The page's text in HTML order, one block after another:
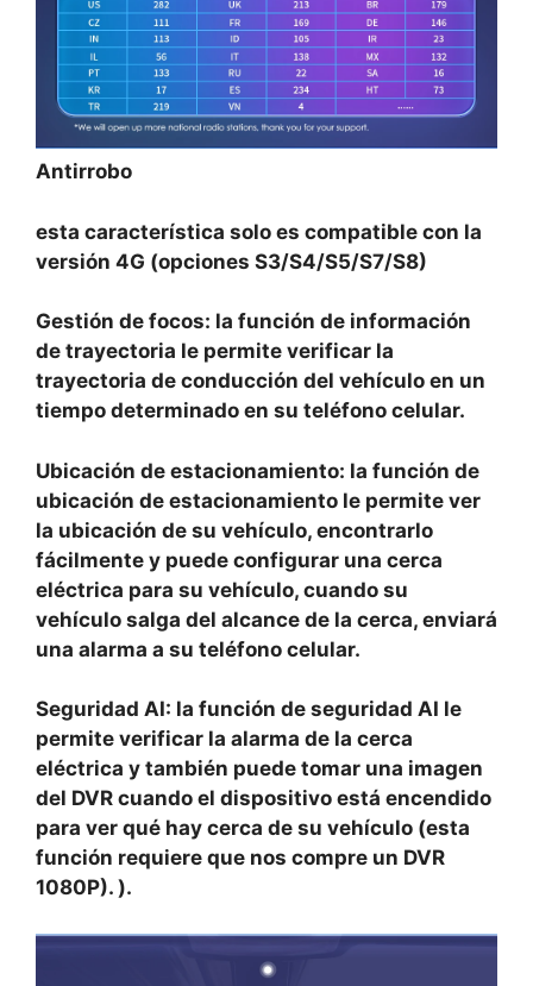
Antirrobo
esta característica solo es compatible con la
versión 4G (opciones S3/S4/S5/S7/S8)
Gestión de focos: la función de información
de trayectoria le permite verificar la
trayectoria de conducción del vehículo en un
tiempo determinado en su teléfono celular.
Ubicación de estacionamiento: la función de
ubicación de estacionamiento le permite ver
la ubicación de su vehículo, encontrarlo
fácilmente y puede configurar una cerca
eléctrica para su vehículo, cuando su
vehículo salga del alcance de la cerca, enviará
una alarma a su teléfono celular.
Seguridad AI: la función de seguridad AI le
permite verificar la alarma de la cerca
eléctrica y también puede tomar una imagen
del DVR cuando el dispositivo está encendido
para ver qué hay cerca de su vehículo (esta
función requiere que nos compre un DVR
1080P). ).